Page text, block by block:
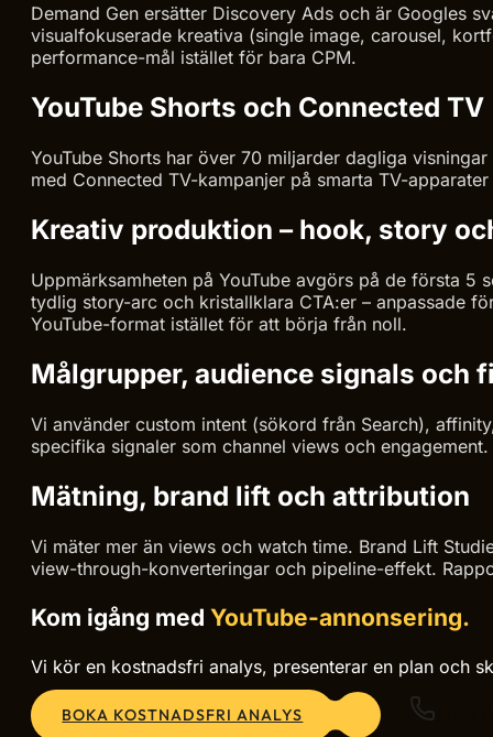
Demand Gen ersätter Discovery Ads och är Googles
visualfokuserade kreativa (single image, carousel,
performance-mål istället för bara CPM.
YouTube Shorts och Connected TV
YouTube Shorts har över 70 miljarder dagliga
med Connected TV-kampanjer på smarta TV-
Kreativ produktion – hook, story
Uppmärksamheten på YouTube avgörs på de första
tydlig story-arc och kristallklara CTA:er – anpassade
YouTube-format istället för att börja från noll.
Målgrupper, audience signals och
Vi använder custom intent (sökord från Search),
specifika signaler som channel views och
Mätning, brand lift och attribution
Vi mäter mer än views och watch time. Brand Lift
view-through-konverteringar och pipeline-effekt.
Kom igång med YouTube-annonsering.
Vi kör en kostnadsfri analys, presenterar en plan och
BOKA KOSTNADSFRI ANALYS